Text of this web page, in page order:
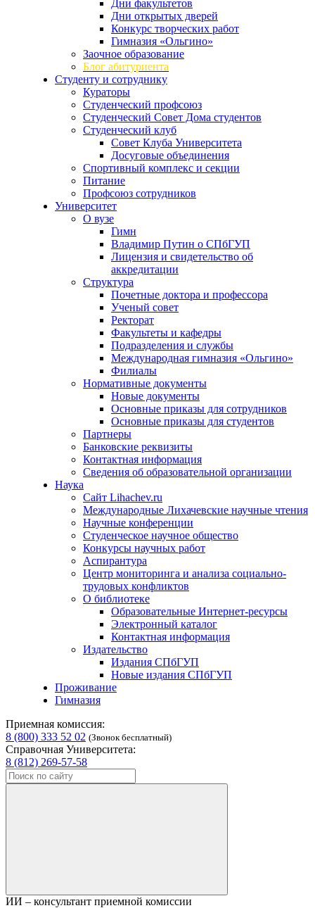
Дни факультетов
Дни открытых дверей
Конкурс творческих работ
Гимназия «Ольгино»
Заочное образование
Блог абитуриента
Студенту и сотруднику
Кураторы
Студенческий профсоюз
Студенческий Совет Дома студентов
Студенческий клуб
Совет Клуба Университета
Досуговые объединения
Спортивный комплекс и секции
Питание
Профсоюз сотрудников
Университет
О вузе
Гимн
Владимир Путин о СПбГУП
Лицензия и свидетельство об
аккредитации
Структура
Почетные доктора и профессора
Ученый совет
Ректорат
Факультеты и кафедры
Подразделения и службы
Международная гимназия «Ольгино»
Филиалы
Нормативные документы
Новые документы
Основные приказы для сотрудников
Основные приказы для студентов
Партнеры
Банковские реквизиты
Контактная информация
Сведения об образовательной организации
Наука
Сайт Lihachev.ru
Международные Лихачевские научные чтения
Научные конференции
Студенческое научное общество
Конкурсы научных работ
Аспирантура
Центр мониторинга и анализа социально-
трудовых конфликтов
О библиотеке
Образовательные Интернет-ресурсы
Электронный каталог
Контактная информация
Издательство
Издания СПбГУП
Новые издания СПбГУП
Проживание
Гимназия
Приемная комиссия:
8 (800) 333 52 02 (Звонок бесплатный)
Справочная Университета:
8 (812) 269-57-58
ИИ – консультант приемной комиссии